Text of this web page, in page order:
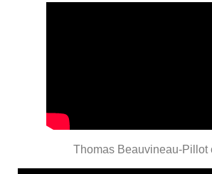
Thomas Beauvineau-Pillot